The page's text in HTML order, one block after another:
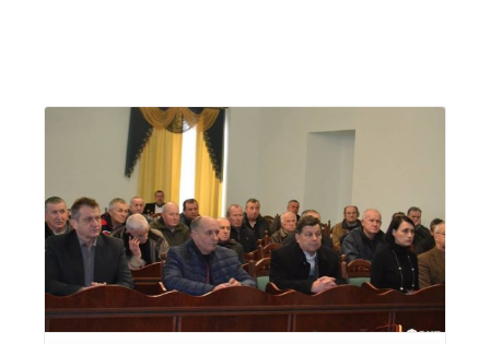
Читати більше...